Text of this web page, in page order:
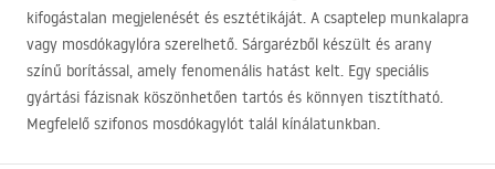
kifogástalan megjelenését és esztétikáját. A csaptelep munkalapra
vagy mosdókagylóra szerelhető. Sárgarézből készült és arany
színű borítással, amely fenomenális hatást kelt. Egy speciális
gyártási fázisnak köszönhetően tartós és könnyen tisztítható.
Megfelelő szifonos mosdókagylót talál kínálatunkban.